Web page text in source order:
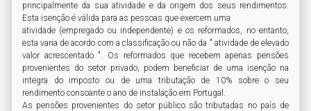
principalmente da sua atividade e da origem dos seus rendimentos.
Esta isenção é válida para as pessoas que exercem uma
atividade (empregado ou independente) e os reformados, no entanto,
esta varia de acordo com a classificação ou não da " atividade de elevado
valor acrescentado ". Os reformados que recebem apenas pensões
provenientes do setor privado, podem beneficiar de uma isenção na
integra do imposto ou de uma tributação de 10% sobre o seu
rendimento consoante o ano de instalação em Portugal.
As pensões provenientes do setor público são tributadas no país de